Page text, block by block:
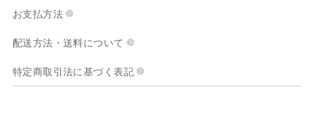
お支払方法
配送方法・送料について
特定商取引法に基づく表記